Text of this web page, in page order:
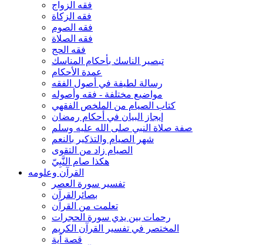
فقه الزواج
فقه الزكاة
فقه الصوم
فقه الصلاة
فقه الحج
تبصير الناسك بأحكام المناسك
عمدة الأحكام
رسالة لطيفة في أصول الفقه
مواضيع مختلفة - فقه وأصوله
كتاب الصيام من الملخص الفقهي
إيجاز البيان في أحكام رمضان
صفة صلاة النبي صلى الله عليه وسلم
شهر الصيام والتذكير بالنعم
الصيام زاد من التقوى
هكذا صام النَّبِيّ
القرآن وعلومه
تفسير سورة العصر
بصائرالقرآن
تعلمت من القرآن
رحمات بين يدي سورة الحجرات
المختصر في تفسير القرآن الكريم
قصة آية